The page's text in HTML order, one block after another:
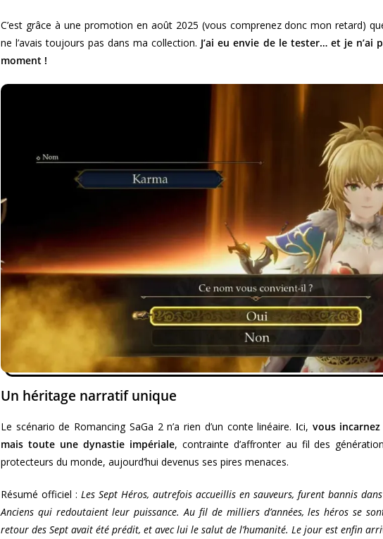
C’est grâce à une promotion en août 2025 (vous comprenez donc mon retard)
ne l’avais toujours pas dans ma collection. J’ai eu envie de le tester… et je n’ai
moment !
Un héritage narratif unique
Le scénario de Romancing SaGa 2 n’a rien d’un conte linéaire. Ici, vous
mais toute une dynastie impériale, contrainte d’affronter au fil des
protecteurs du monde, aujourd’hui devenus ses pires menaces.
Résumé officiel : Les Sept Héros, autrefois accueillis en sauveurs, furent bannis
Anciens qui redoutaient leur puissance. Au fil de milliers d’années, les héros se
retour des Sept avait été prédit, et avec lui le salut de l’humanité. Le jour est enfin